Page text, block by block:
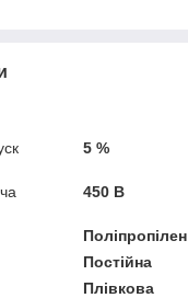
5 %
450 В
Поліпропілен
Постійна
Плівкова